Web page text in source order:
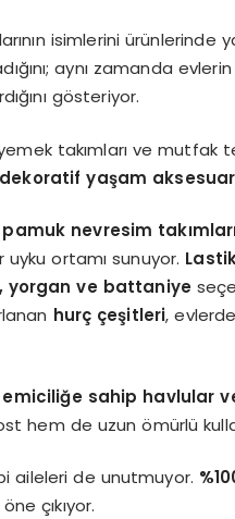
isimlerini
aynı zamanda
gösteriyor.
takımları ve mutfak
yaşam
pamuk nevresim
ortamı sunuyor.
yorgan ve battaniye
hurç çeşitleri,
sahip havlular
hem de uzun ömürlü
aileleri de unutmuyor.
çıkıyor.